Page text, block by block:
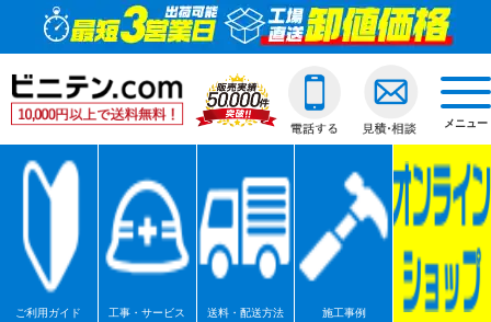
メニュー
ご利用ガイド 工事・サービス 送料・配送方法 施工事例
ビニールカーテン 透明ビニールカーテン
糸入ビニールカーテン
ターポリンビニール
パワーシートビニー
ターポリンメッシュ
不燃ターポリンビニ
ジャバラビニールカーテン
透明ジャバラビニー
糸入りジャバラビニ
ターポリンジャバラ
コンビネーションジ
不燃ターポリンジャ
戻る
のれんカーテン式
のれんカーテン式ビ
のれんカーテン可動
戻る
ロールスクリーン
透明ロールスクリーン
透明糸入りロールス
ターポリンロールス
不燃ターポリンロー
透明電動ロールスク
糸入透明電動ロール
アコーディオンドア
透明アコーディオン
糸入アコーディオン
ターポリンアコーデ
不燃ターポリンアコ
戻る
ネットカーテン網
ネットカーテン/網
戻る
D30スチール製
D30アルミ製
D30ステンレス製
D30隙間シートレール
D40スチール製
D40アルミ製
間仕切ポールスリム
間仕切ポール押さえ
間仕切ポールHGタイ
間仕切ポールXGタイ
間仕切ポールネット用
戻る
透明ビニールカバー
糸入りビニールカバー
合繊帆布ビニールカ
パワーシートビニー
ターポリンビニール
オプション加工
透明ビニールシート
糸入りビニールシート
合繊帆布ビニールシ
パワーシートビニー
ターポリンビニール
オプション加工
透明フィルム原反・
糸入フィルム原反・
ターポリン原反・カ
帯電防止ターポリン
ターポリンメッシュ
パワーシート原反・
ご利用ガイド
他社との違い
ご注文の流れ
送料・配送方法
各種納期
返品・交換